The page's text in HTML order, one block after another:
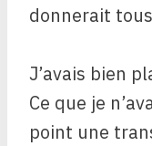
donnerait
J’avais bien
Ce que je
point une